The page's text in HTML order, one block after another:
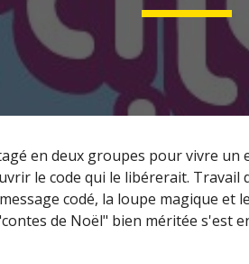
en deux groupes pour vivre
le code qui le libérerait.
codé, la loupe magique
de Noël" bien méritée s'est